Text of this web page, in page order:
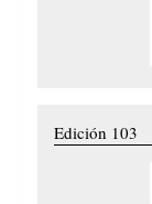
Edición 103